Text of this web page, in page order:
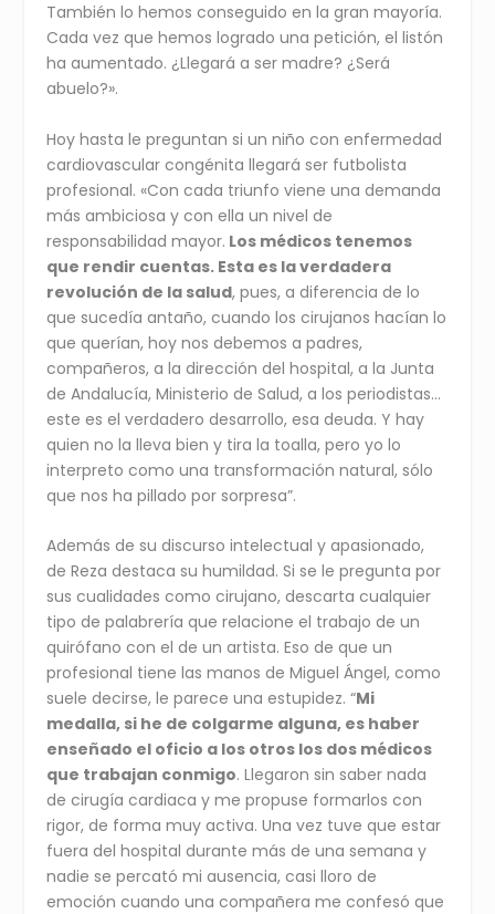
También lo hemos conseguido en la gran mayoría.
Cada vez que hemos logrado una petición, el listón
ha aumentado. ¿Llegará a ser madre? ¿Será
abuelo?».
Hoy hasta le preguntan si un niño con enfermedad
cardiovascular congénita llegará ser futbolista
profesional. «Con cada triunfo viene una demanda
más ambiciosa y con ella un nivel de
responsabilidad mayor. Los médicos tenemos
que rendir cuentas. Esta es la verdadera
revolución de la salud, pues, a diferencia de lo
que sucedía antaño, cuando los cirujanos hacían lo
que querían, hoy nos debemos a padres,
compañeros, a la dirección del hospital, a la Junta
de Andalucía, Ministerio de Salud, a los periodistas…
este es el verdadero desarrollo, esa deuda. Y hay
quien no la lleva bien y tira la toalla, pero yo lo
interpreto como una transformación natural, sólo
que nos ha pillado por sorpresa”.
Además de su discurso intelectual y apasionado,
de Reza destaca su humildad. Si se le pregunta por
sus cualidades como cirujano, descarta cualquier
tipo de palabrería que relacione el trabajo de un
quirófano con el de un artista. Eso de que un
profesional tiene las manos de Miguel Ángel, como
suele decirse, le parece una estupidez. “Mi
medalla, si he de colgarme alguna, es haber
enseñado el oficio a los otros los dos médicos
que trabajan conmigo. Llegaron sin saber nada
de cirugía cardiaca y me propuse formarlos con
rigor, de forma muy activa. Una vez tuve que estar
fuera del hospital durante más de una semana y
nadie se percató mi ausencia, casi lloro de
emoción cuando una compañera me confesó que